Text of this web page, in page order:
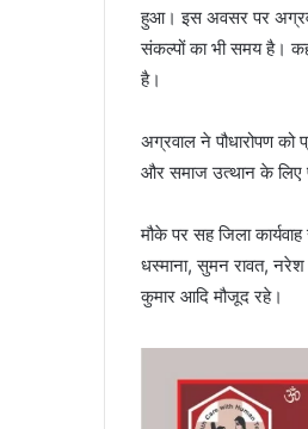
हुआ। इस अवसर पर
संकल्पों का भी समय है।
है।
अग्रवाल ने पौधारोपण को
और समाज उत्थान के लिए
मौके पर सह जिला
धस्माना, सुमन रावत,
कुमार आदि मौजूद रहे।